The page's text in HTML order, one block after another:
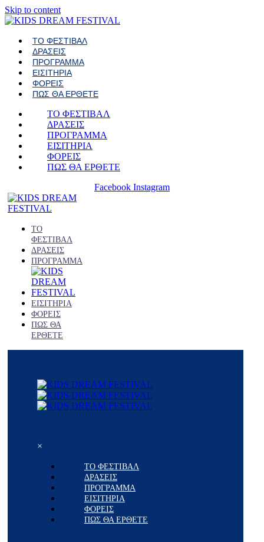
Skip to content
ΤΟ ΦΕΣΤΙΒΑΛ
ΔΡΑΣΕΙΣ
ΠΡΟΓΡΑΜΜΑ
ΕΙΣΙΤΗΡΙΑ
ΦΟΡΕΙΣ
ΠΩΣ ΘΑ ΕΡΘΕΤΕ
ΤΟ ΦΕΣΤΙΒΑΛ
ΔΡΑΣΕΙΣ
ΠΡΟΓΡΑΜΜΑ
ΕΙΣΙΤΗΡΙΑ
ΦΟΡΕΙΣ
ΠΩΣ ΘΑ ΕΡΘΕΤΕ
Facebook Instagram
ΤΟ
ΦΕΣΤΙΒΑΛ
ΔΡΑΣΕΙΣ
ΠΡΟΓΡΑΜΜΑ
ΕΙΣΙΤΗΡΙΑ
ΦΟΡΕΙΣ
ΠΩΣ ΘΑ
ΕΡΘΕΤΕ
×
ΤΟ ΦΕΣΤΙΒΑΛ
ΔΡΑΣΕΙΣ
ΠΡΟΓΡΑΜΜΑ
ΕΙΣΙΤΗΡΙΑ
ΦΟΡΕΙΣ
ΠΩΣ ΘΑ ΕΡΘΕΤΕ